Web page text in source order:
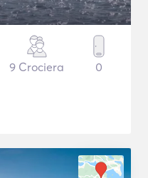
9 Crociera 0